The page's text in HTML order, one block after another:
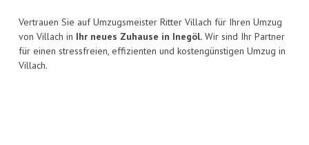
Vertrauen Sie auf Umzugsmeister Ritter Villach für Ihren Umzug
von Villach in Ihr neues Zuhause in Inegöl. Wir sind Ihr Partner
für einen stressfreien, effizienten und kostengünstigen Umzug in
Villach.